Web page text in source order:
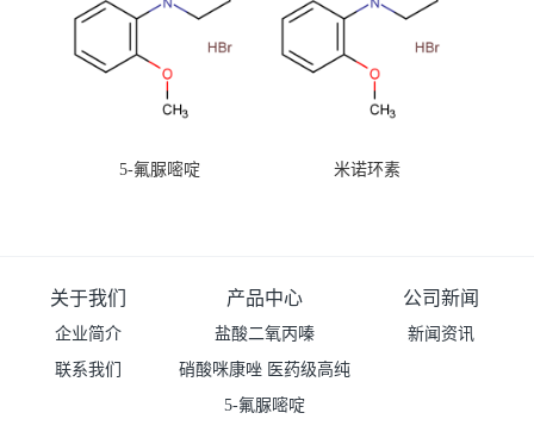
5-氟脲嘧啶 米诺环素
关于我们
企业简介
联系我们
产品中心
盐酸二氧丙嗪
硝酸咪康唑 医药级高纯
度99%原粉
5-氟脲嘧啶
公司新闻
新闻资讯